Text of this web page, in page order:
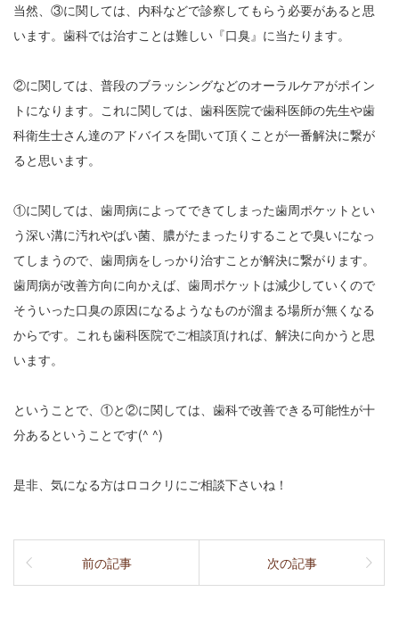
当然、③に関しては、内科などで診察してもらう必要があると思
います。歯科では治すことは難しい『口臭』に当たります。
②に関しては、普段のブラッシングなどのオーラルケアがポイン
トになります。これに関しては、歯科医院で歯科医師の先生や歯
科衛生士さん達のアドバイスを聞いて頂くことが一番解決に繋が
ると思います。
①に関しては、歯周病によってできてしまった歯周ポケットとい
う深い溝に汚れやばい菌、膿がたまったりすることで臭いになっ
てしまうので、歯周病をしっかり治すことが解決に繋がります。
歯周病が改善方向に向かえば、歯周ポケットは減少していくので
そういった口臭の原因になるようなものが溜まる場所が無くなる
からです。これも歯科医院でご相談頂ければ、解決に向かうと思
います。
ということで、①と②に関しては、歯科で改善できる可能性が十
分あるということです(^ ^)
是非、気になる方はロコクリにご相談下さいね！
前の記事 次の記事